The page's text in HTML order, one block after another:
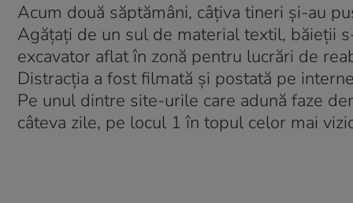
Acum două săptămâni, câţiva tineri şi-au
Agăţaţi de un sul de material textil, băieţii
excavator aflat în zonă pentru lucrări de
Distracţia a fost filmată şi postată pe
Pe unul dintre site-urile care adună faze
câteva zile, pe locul 1 în topul celor mai